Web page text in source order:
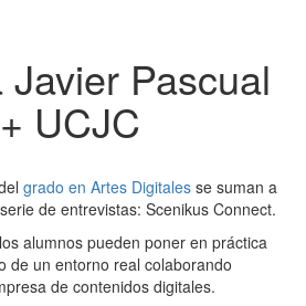
Javier Pascual
UCJC
grado en Artes Digitales se suman a
de entrevistas: Scenikus Connect.
alumnos pueden poner en práctica
de un entorno real colaborando
de contenidos digitales.